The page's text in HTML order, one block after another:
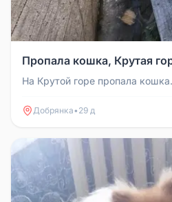
Пропала кошка, Крутая
На Крутой горе пропала кошка.
Добрянка• 29 д